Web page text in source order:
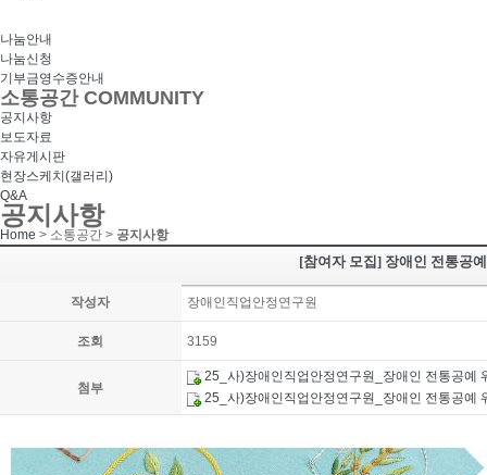
나눔안내
나눔신청
기부금영수증안내
소통공간 COMMUNITY
공지사항
보도자료
자유게시판
현장스케치(갤러리)
Q&A
공지사항
Home > 소통공간 > 공지사항
[참여자 모집] 장애인 전통공
작성자 장애인직업안정연구원
조회 3159
첨부
25_사)장애인직업안정연구원_장애인 전통공예
25_사)장애인직업안정연구원_장애인 전통공예